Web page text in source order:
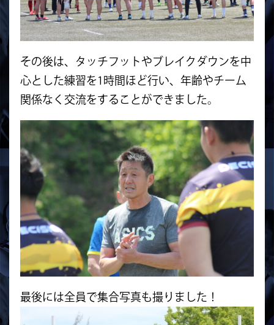
その後は、タッチフットやブレイクダウンを中
心とした練習を1時間ほど行い、年齢やチーム
関係なく交流をすることができました。
最後には全員で集合写真も撮りました！